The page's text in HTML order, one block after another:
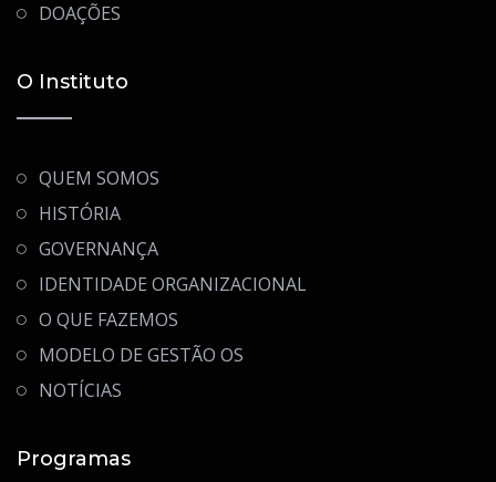
DOAÇÕES
O Instituto
QUEM SOMOS
HISTÓRIA
GOVERNANÇA
IDENTIDADE ORGANIZACIONAL
O QUE FAZEMOS
MODELO DE GESTÃO OS
NOTÍCIAS
Programas